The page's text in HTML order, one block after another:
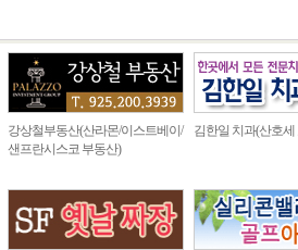
강상철부동산(산라몬/이스트베이/
샌프란시스코 부동산)
김한일 치과(산호세